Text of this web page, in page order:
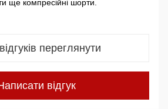
ще компресійні шорти.
переглянути
відгук